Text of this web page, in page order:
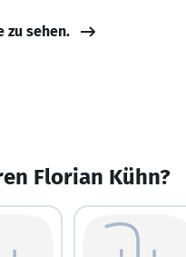
zu sehen.
Florian Kühn?